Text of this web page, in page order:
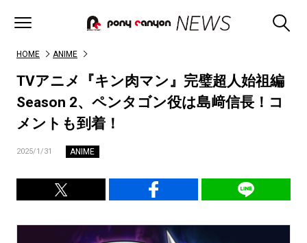
HOME ANIME
TVアニメ『キン肉マン』完璧超人始祖編
Season 2、ペンタゴン役は島﨑信長！コ
メントも到着！
2025/1/31 ANIME